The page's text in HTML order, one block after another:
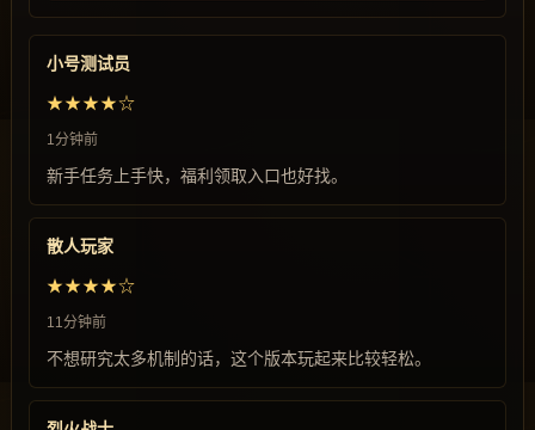
小号测试员
★★★★☆
1分钟前
新手任务上手快，福利领取入口也好找。
散人玩家
★★★★☆
11分钟前
不想研究太多机制的话，这个版本玩起来比较轻松。